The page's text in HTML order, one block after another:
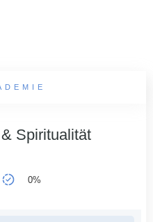
Spiritualität
0%